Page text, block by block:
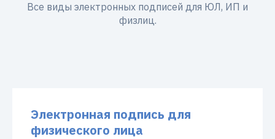
Все виды электронных подписей для ЮЛ, ИП и
физлиц.
Электронная подпись для
физического лица